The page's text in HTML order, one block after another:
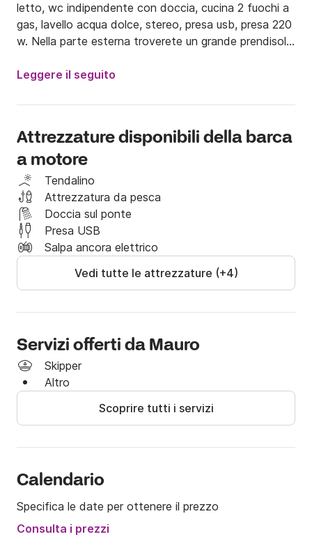
letto, wc indipendente con doccia, cucina 2 fuochi a
gas, lavello acqua dolce, stereo, presa usb, presa 220
w. Nella parte esterna troverete un grande prendisole
con 2 posti, doccia e lavandino. Salpaancora
lettura dei dati motore completa la dotazione
tendalino che garantisce un totale riparo dai raggi
solari.   Nella prova odierna, con il pieno di benzina
(270 lt), acqua (100 lt) e 6 persone ha raggiunto
tranquillamente 40 nodi. Questa imbarcazione sara'
disponibile alla locazione, insieme al Jeanneau
Prestige, per tutto l' inverno.
Leggere il seguito
Attrezzature disponibili della barca
a motore
Tendalino
Attrezzatura da pesca
Doccia sul ponte
Presa USB
Salpa ancora elettrico
Vedi tutte le attrezzature (+4)
Servizi offerti da Mauro
Skipper
Altro
Scoprire tutti i servizi
Calendario
Specifica le date per ottenere il prezzo
Consulta i prezzi